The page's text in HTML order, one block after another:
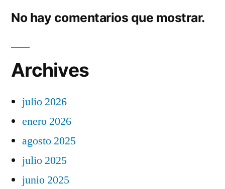
No hay comentarios que mostrar.
Archives
julio 2026
enero 2026
agosto 2025
julio 2025
junio 2025